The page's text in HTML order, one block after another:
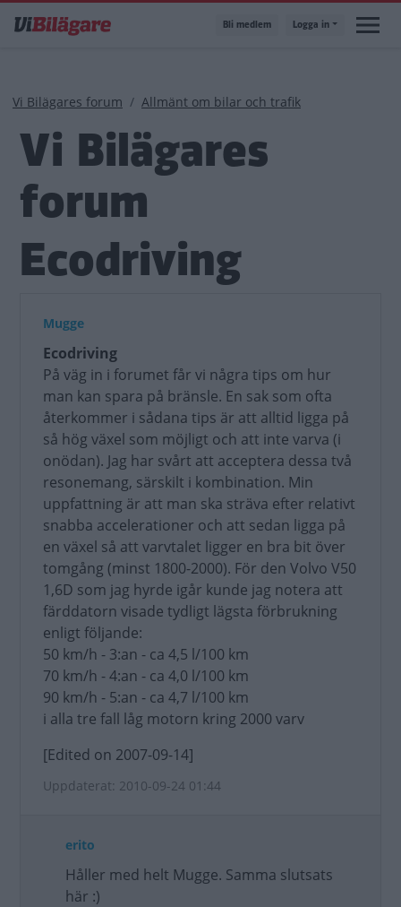
till
Bli medlem Logga in
Länkstig
Vi Bilägares forum Allmänt om bilar och trafik
Vi Bilägares
forum
Ecodriving
Mugge
Ecodriving
På väg in i forumet får vi några tips om hur
man kan spara på bränsle. En sak som ofta
återkommer i sådana tips är att alltid ligga på
så hög växel som möjligt och att inte varva (i
onödan). Jag har svårt att acceptera dessa två
resonemang, särskilt i kombination. Min
uppfattning är att man ska sträva efter relativt
snabba accelerationer och att sedan ligga på
en växel så att varvtalet ligger en bra bit över
tomgång (minst 1800-2000). För den Volvo V50
1,6D som jag hyrde igår kunde jag notera att
färddatorn visade tydligt lägsta förbrukning
enligt följande:
50 km/h - 3:an - ca 4,5 l/100 km
70 km/h - 4:an - ca 4,0 l/100 km
90 km/h - 5:an - ca 4,7 l/100 km
i alla tre fall låg motorn kring 2000 varv
[Edited on 2007-09-14]
Uppdaterat: 2010-09-24 01:44
erito
Håller med helt Mugge. Samma slutsats
här :)